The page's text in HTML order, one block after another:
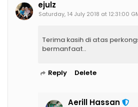
ejulz
Saturday, 14 July 2018 at 12:31:00
Terima kasih di atas
bermanfaat..
Reply Delete
Aerill Hassan